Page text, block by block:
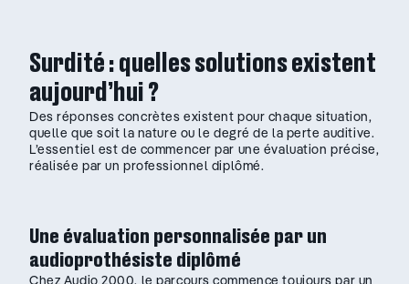
Surdité : quelles solutions existent
aujourd’hui ?
Des réponses concrètes existent pour chaque situation,
quelle que soit la nature ou le degré de la perte auditive.
L’essentiel est de commencer par une évaluation précise,
réalisée par un professionnel diplômé.
Une évaluation personnalisée par un
audioprothésiste diplômé
Chez Audio 2000, le parcours commence toujours par un